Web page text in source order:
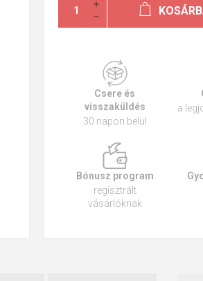
Csere és
visszaküldés
30 napon belül
a
Bónusz program
regisztrált
vásárlóknak